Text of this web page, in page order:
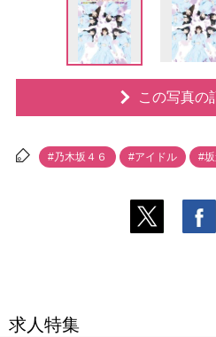
この写真の
#乃木坂４６ #アイドル #
求人特集